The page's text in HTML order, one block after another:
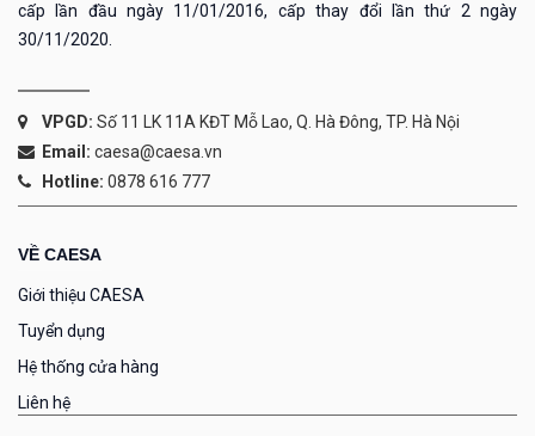
cấp lần đầu ngày 11/01/2016, cấp thay đổi lần thứ 2 ngày
30/11/2020.
VPGD: Số 11 LK 11A KĐT Mỗ Lao, Q. Hà Đông, TP. Hà Nội
Email: caesa@caesa.vn
Hotline: 0878 616 777
VỀ CAESA
Giới thiệu CAESA
Tuyển dụng
Hệ thống cửa hàng
Liên hệ